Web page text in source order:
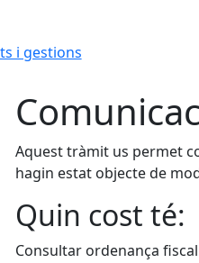
i gestions
Aquest tràmit us permet
hagin estat objecte de
Quin cost té:
Consultar ordenança